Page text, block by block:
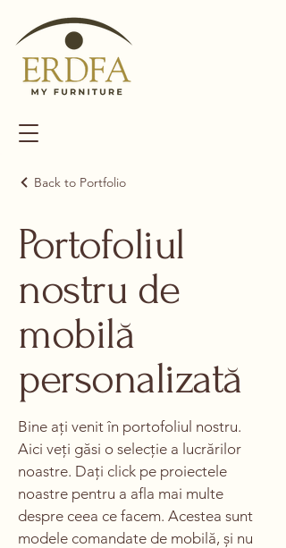
Back to Portfolio
Portofoliul
nostru de
mobilă
personalizată
Bine ați venit în portofoliul nostru.
Aici veți găsi o selecție a lucrărilor
noastre. Dați click pe proiectele
noastre pentru a afla mai multe
despre ceea ce facem. Acestea sunt
modele comandate de mobilă, și nu